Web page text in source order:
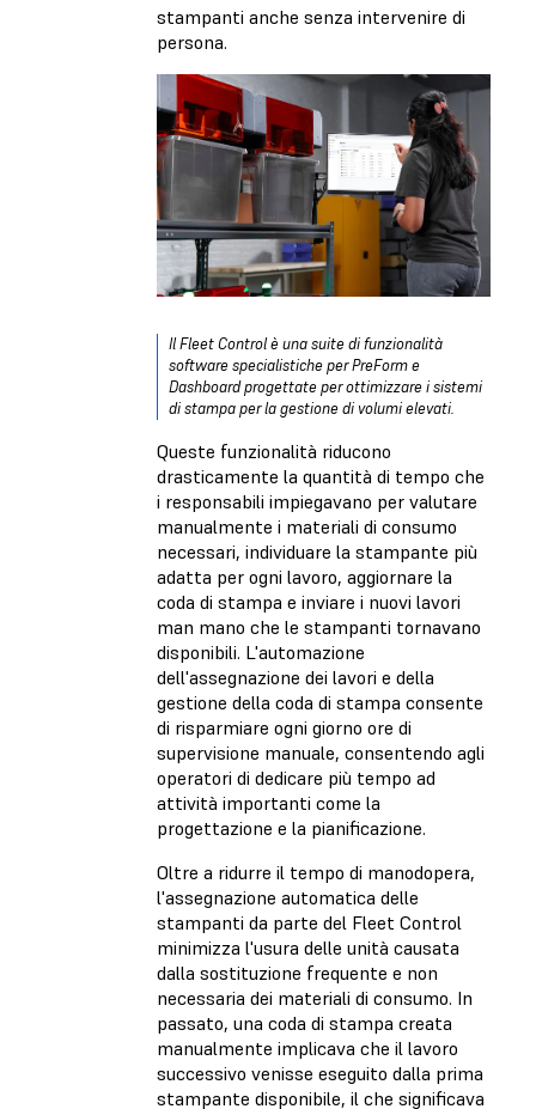
stampanti anche senza intervenire di
persona.
Il Fleet Control è una suite di funzionalità
software specialistiche per PreForm e
Dashboard progettate per ottimizzare i sistemi
di stampa per la gestione di volumi elevati.
Queste funzionalità riducono
drasticamente la quantità di tempo che
i responsabili impiegavano per valutare
manualmente i materiali di consumo
necessari, individuare la stampante più
adatta per ogni lavoro, aggiornare la
coda di stampa e inviare i nuovi lavori
man mano che le stampanti tornavano
disponibili. L'automazione
dell'assegnazione dei lavori e della
gestione della coda di stampa consente
di risparmiare ogni giorno ore di
supervisione manuale, consentendo agli
operatori di dedicare più tempo ad
attività importanti come la
progettazione e la pianificazione.
Oltre a ridurre il tempo di manodopera,
l'assegnazione automatica delle
stampanti da parte del Fleet Control
minimizza l'usura delle unità causata
dalla sostituzione frequente e non
necessaria dei materiali di consumo. In
passato, una coda di stampa creata
manualmente implicava che il lavoro
successivo venisse eseguito dalla prima
stampante disponibile, il che significava